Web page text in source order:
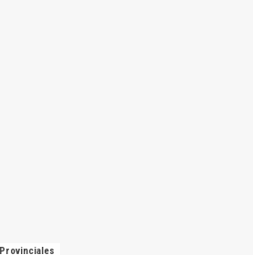
Provinciales